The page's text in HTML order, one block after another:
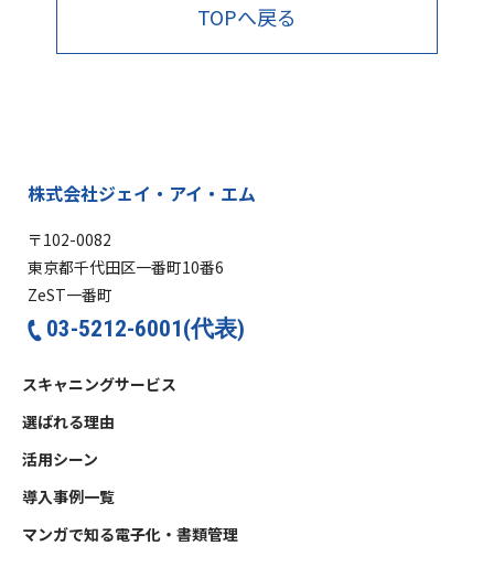
TOPへ戻る
株式会社ジェイ・アイ・エム
〒102-0082
東京都千代田区一番町10番6
ZeST一番町
03-5212-6001(代表)
スキャニングサービス
選ばれる理由
活用シーン
導入事例一覧
マンガで知る電子化・書類管理